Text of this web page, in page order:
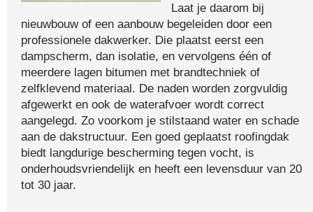
Laat je daarom bij
nieuwbouw of een aanbouw begeleiden door een
professionele dakwerker. Die plaatst eerst een
dampscherm, dan isolatie, en vervolgens één of
meerdere lagen bitumen met brandtechniek of
zelfklevend materiaal. De naden worden zorgvuldig
afgewerkt en ook de waterafvoer wordt correct
aangelegd. Zo voorkom je stilstaand water en schade
aan de dakstructuur. Een goed geplaatst roofingdak
biedt langdurige bescherming tegen vocht, is
onderhoudsvriendelijk en heeft een levensduur van 20
tot 30 jaar.